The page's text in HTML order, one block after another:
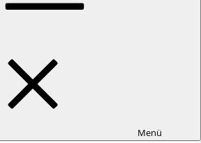
Menü